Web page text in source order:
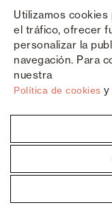
Utilizamos
el tráfico, ofrecer
personalizar la
navegación. Para
nuestra
Política de cookies y
Copyright © Saxun 2023 -